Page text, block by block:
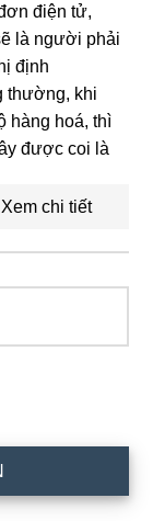
điện tử,
là người phải
định
thường, khi
hàng hoá, thì
được coi là
Xem chi tiết